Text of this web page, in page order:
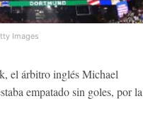
Images
el árbitro inglés Michael
empatado sin goles, por la